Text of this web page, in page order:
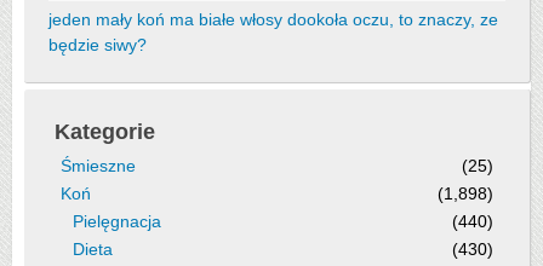
jeden mały koń ma białe włosy dookoła oczu, to znaczy, ze
będzie siwy?
Kategorie
Śmieszne
(25)
Koń
(1,898)
Pielęgnacja
(440)
Dieta
(430)